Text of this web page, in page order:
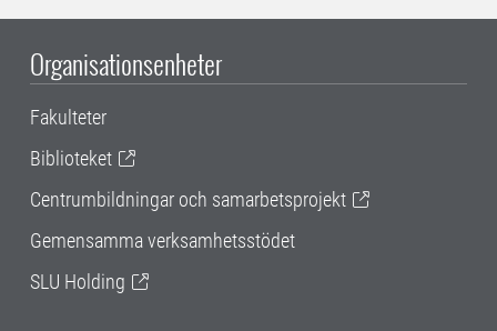
Organisationsenheter
Fakulteter
Biblioteket
Centrumbildningar och samarbetsprojekt
Gemensamma verksamhetsstödet
SLU Holding